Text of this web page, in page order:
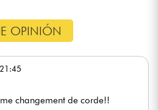
OPINIÓN
changement de corde!!